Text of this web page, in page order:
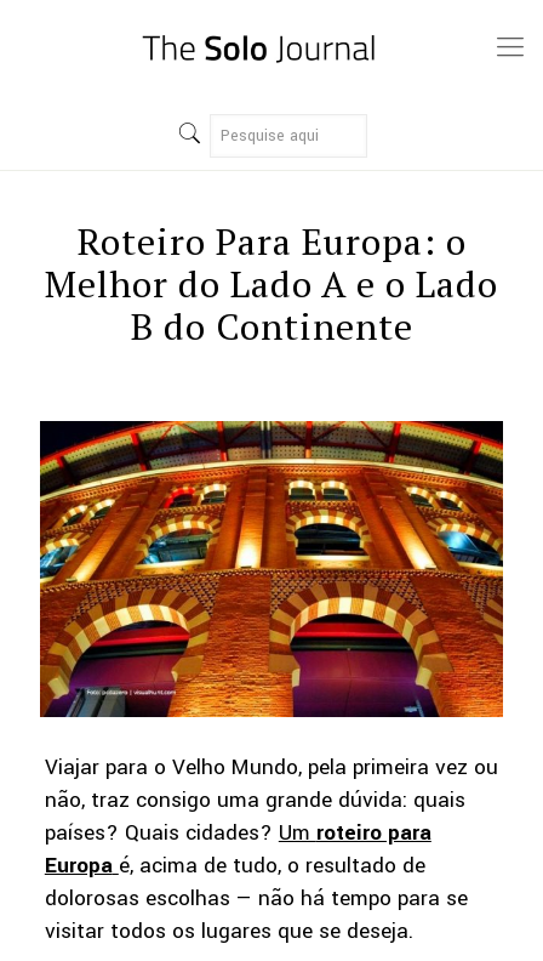
Roteiro Para Europa: o
Melhor do Lado A e o Lado
B do Continente
Viajar para o Velho Mundo, pela primeira vez ou
não, traz consigo uma grande dúvida: quais
países? Quais cidades?Umroteiro para
Europa é, acima de tudo, o resultado de
dolorosas escolhas — não há tempo para se
visitar todos os lugares que se deseja.